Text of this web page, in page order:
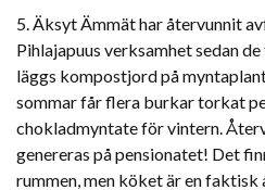
5. Äksyt Ämmät har återvunnit
Pihlajapuus verksamhet sedan
läggs kompostjord på
sommar får flera burkar torkat
chokladmyntate för vintern.
genereras på pensionatet! Det
rummen, men köket är en